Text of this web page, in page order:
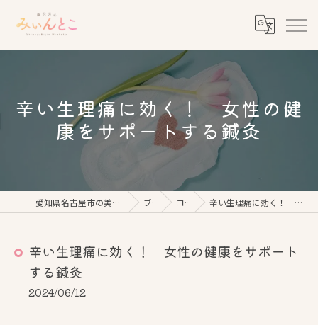
辛い生理痛に効く！ 女性の健
康をサポートする鍼灸
愛知県名古屋市の美容鍼なら鍼灸美心みぃんとこ ブログ コラム 辛い生理痛に効く！ 女性の健康をサポートする鍼灸
辛い生理痛に効く！ 女性の健康をサポート
する鍼灸
2024/06/12